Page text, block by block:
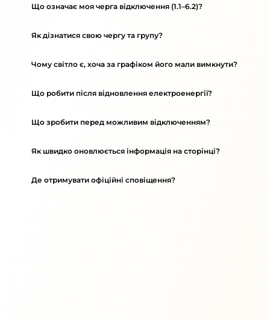
Що означає моя черга відключення (1.1–6.2)?
Як дізнатися свою чергу та групу?
Чому світло є, хоча за графіком його мали вимкнути?
Що робити після відновлення електроенергії?
Що зробити перед можливим відключенням?
Як швидко оновлюється інформація на сторінці?
Де отримувати офіційні сповіщення?